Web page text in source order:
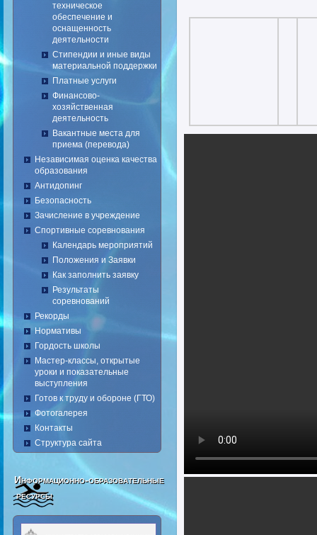
техническое
обеспечение и
оснащенность
деятельности
Стипендии и иные виды
материальной поддержки
Платные услуги
Финансово-
хозяйственная
деятельность
Вакантные места для
приема (перевода)
Независимая оценка качества
образования
Антидопинг
Безопасность
Зачисление в учреждение
Спортивные соревнования
Календарь мероприятий
Положения и Заявки
Как заполнить заявку
Результаты
соревнований
Рекорды
Нормативы
Гордость школы
Мастер-классы, открытые
уроки и показательные
выступления
Готов к труду и обороне (ГТО)
Фотогалерея
Контакты
Структура сайта
Информационно-образовательные
ресурсы